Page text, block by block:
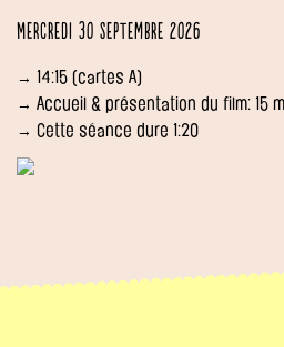
Mercredi 30 septembre 2026
→ 14:15 (cartes A)
→ Accueil & présentation du film: 15
→ Cette séance dure 1:20